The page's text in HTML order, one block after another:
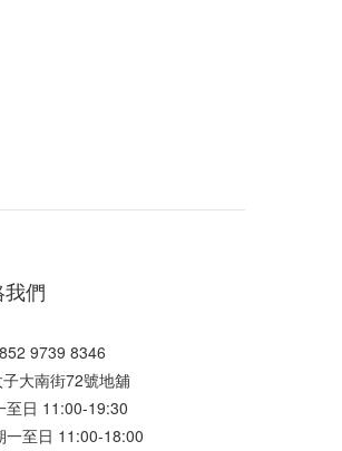
們
9739 8346
大南街72號地舖
至日 11:00-19:30
一至日 11:00-18:00